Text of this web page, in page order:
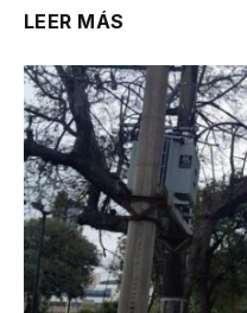
LEER MÁS